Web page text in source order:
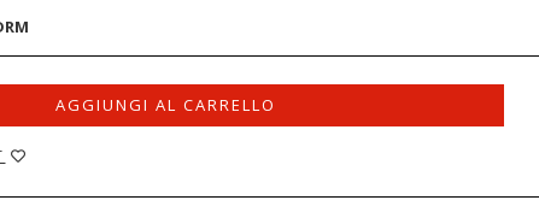
AGGIUNGI AL CARRELLO